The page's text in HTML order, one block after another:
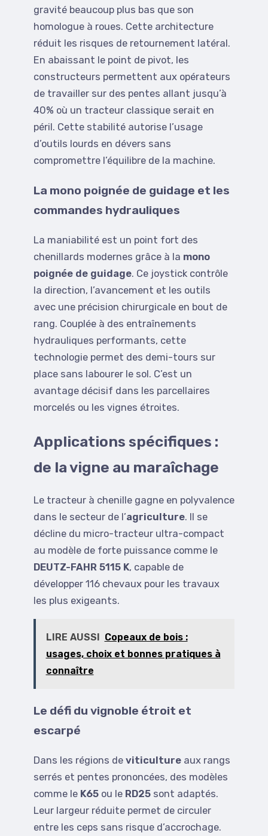
gravité beaucoup plus bas que son
homologue à roues. Cette architecture
réduit les risques de retournement latéral.
En abaissant le point de pivot, les
constructeurs permettent aux opérateurs
de travailler sur des pentes allant jusqu’à
40% où un tracteur classique serait en
péril. Cette stabilité autorise l’usage
d’outils lourds en dévers sans
compromettre l’équilibre de la machine.
La mono poignée de guidage et les
commandes hydrauliques
La maniabilité est un point fort des
chenillards modernes grâce à la mono
poignée de guidage. Ce joystick contrôle
la direction, l’avancement et les outils
avec une précision chirurgicale en bout de
rang. Couplée à des entraînements
hydrauliques performants, cette
technologie permet des demi-tours sur
place sans labourer le sol. C’est un
avantage décisif dans les parcellaires
morcelés ou les vignes étroites.
Applications spécifiques :
de la vigne au maraîchage
Le tracteur à chenille gagne en polyvalence
dans le secteur de l’agriculture. Il se
décline du micro-tracteur ultra-compact
au modèle de forte puissance comme le
DEUTZ-FAHR 5115 K, capable de
développer 116 chevaux pour les travaux
les plus exigeants.
LIRE AUSSI Copeaux de bois :
usages, choix et bonnes pratiques à
connaître
Le défi du vignoble étroit et
escarpé
Dans les régions de viticulture aux rangs
serrés et pentes prononcées, des modèles
comme le K65 ou le RD25 sont adaptés.
Leur largeur réduite permet de circuler
entre les ceps sans risque d’accrochage.